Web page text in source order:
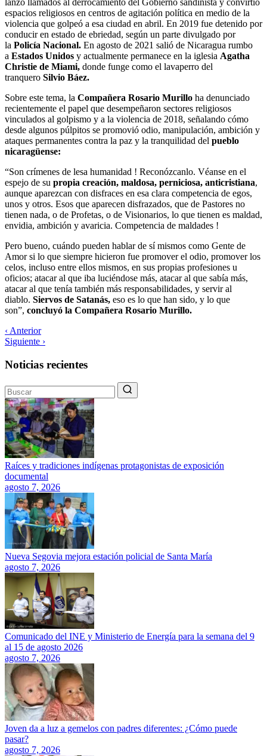
espacios religiosos en centros de agitación política en medio de la
violencia que golpeó a esa ciudad en abril. En 2019 fue detenido por
conducir en estado de ebriedad, según un parte divulgado por
la Policía Nacional. En agosto de 2021 salió de Nicaragua rumbo
a Estados Unidos y actualmente permanece en la iglesia Agatha
Christie de Miami, donde funge como el lavaperro del
tranquero Silvio Báez.
Sobre este tema, la Compañera Rosario Murillo ha denunciado
recientemente el papel que desempeñaron sectores religiosos
vinculados al golpismo y a la violencia de 2018, señalando cómo
desde algunos púlpitos se promovió odio, manipulación, ambición y
ataques permanentes contra la paz y la tranquilidad del pueblo
nicaragüense:
“Son crímenes de lesa humanidad ! Reconózcanlo. Véanse en el
espejo de su propia creación, maldosa, perniciosa, anticristiana,
aunque aparezcan con disfraces en esa clara competencia de egos,
unos y otros. Esos que aparecen disfrazados, que de Pastores no
tienen nada, o de Profetas, o de Visionarios, lo que tienen es maldad,
envidia, ambición y avaricia. Competencia de maldades !
Pero bueno, cuándo pueden hablar de sí mismos como Gente de
Amor si lo que siempre hicieron fue promover el odio, promover los
celos, incluso entre ellos mismos, en sus propias profesiones u
oficios; atacar al que iba luciéndose más, atacar al que sabía más,
atacar al que tenía también más responsabilidades, y servir al
diablo. Siervos de Satanás, eso es lo que han sido, y lo que
son”, concluyó la Compañera Rosario Murillo.
‹ Anterior
Siguiente ›
Noticias recientes
Raíces y tradiciones indígenas protagonistas de exposición
documental
agosto 7, 2026
Nueva Segovia mejora estación policial de Santa María
agosto 7, 2026
Comunicado del INE y Ministerio de Energía para la semana del 9
al 15 de agosto 2026
agosto 7, 2026
Joven da a luz a gemelos con padres diferentes: ¿Cómo puede
pasar?
agosto 7, 2026